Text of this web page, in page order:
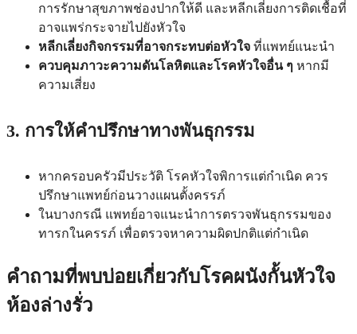
การรักษาสุขภาพช่องปากให้ดี และหลีกเลี่ยงการติดเชื้อที่
อาจแพร่กระจายไปยังหัวใจ
หลีกเลี่ยงกิจกรรมที่อาจกระทบต่อหัวใจ ที่แพทย์แนะนำ
ควบคุมภาวะความดันโลหิตและโรคหัวใจอื่น ๆ หากมี
ความเสี่ยง
3. การให้คำปรึกษาทางพันธุกรรม
หากครอบครัวมีประวัติ โรคหัวใจพิการแต่กำเนิด ควร
ปรึกษาแพทย์ก่อนวางแผนตั้งครรภ์
ในบางกรณี แพทย์อาจแนะนำการตรวจพันธุกรรมของ
ทารกในครรภ์ เพื่อตรวจหาความผิดปกติแต่กำเนิด
คำถามที่พบบ่อยเกี่ยวกับโรคผนังกั้นหัวใจ
ห้องล่างรั่ว